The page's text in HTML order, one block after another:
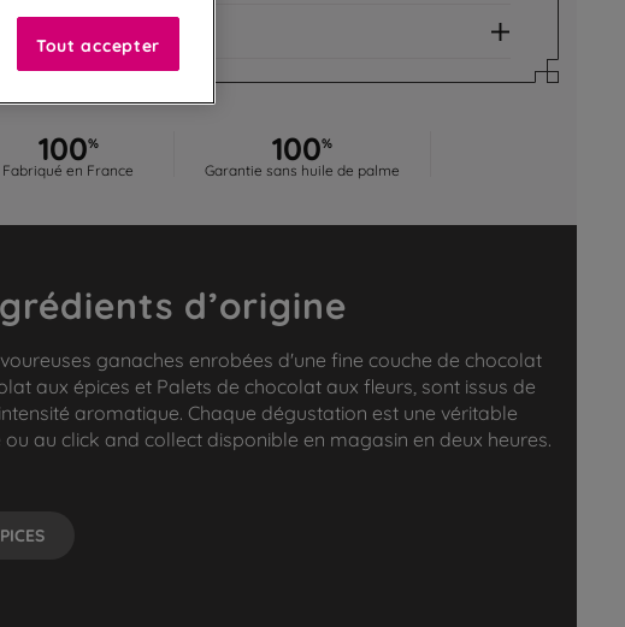
100%
Fabriqué en France 100%
Garantie sans huile de palme
d’origine
ganaches enrobées d'une fine couche de chocolat
aux épices et Palets de chocolat aux fleurs, sont issus de
aromatique. Chaque dégustation est une véritable
au click and collect disponible en magasin en deux heures.
Tout accepter